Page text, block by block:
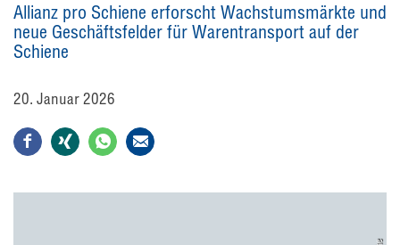
Allianz pro Schiene erforscht Wachstumsmärkte und
neue Geschäftsfelder für Warentransport auf der
Schiene
20. Januar 2026